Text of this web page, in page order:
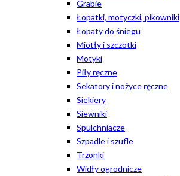
Grabie
Łopatki, motyczki, pikowniki
Łopaty do śniegu
Miotły i szczotki
Motyki
Piły ręczne
Sekatory i nożyce ręczne
Siekiery
Siewniki
Spulchniacze
Szpadle i szufle
Trzonki
Widły ogrodnicze